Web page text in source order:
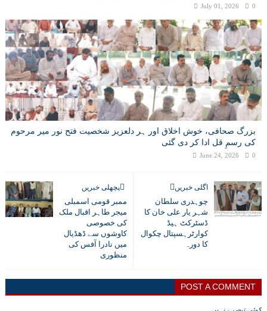
July 01, 2026 0
بزرگ صحافی، خوش اخلاق اور ہر دلعزیز شخصیت فتح نور میر مرحوم
کی رسمِ قل ادا کر دی گئی
June 24, 2026 0
اگلی خبریں
چوہدری سلطان
شہر یار علی خان کا
ڈسٹرکٹ ہیڈ
کوارٹرہسپتال چکوال
کا دورہ
پچھلی خبریں
ممبر قومی اسمبلی
میجر طاہر اقبال ملک
کی خصوصی
کاوشوں سے ڈھڈیال
میں نادرا آفس کی
منظوری
POST A COMMENT